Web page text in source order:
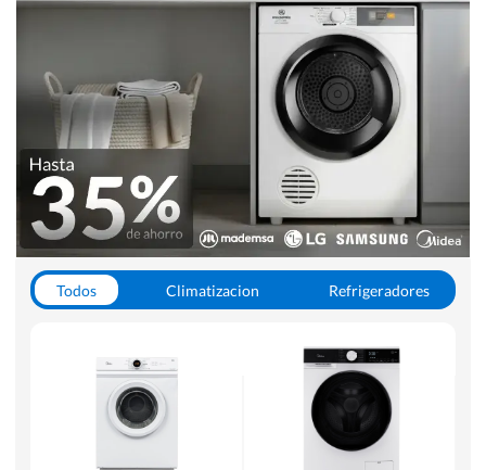
Todos Climatizacion
Refrigeradores
Otros